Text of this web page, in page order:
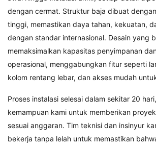
dengan cermat. Struktur baja dibuat
tinggi, memastikan daya tahan, kekuatan,
dengan standar internasional. Desain yang
memaksimalkan kapasitas penyimpanan
operasional, menggabungkan fitur seperti
kolom rentang lebar, dan akses mudah
Proses instalasi selesai dalam sekitar 20
kemampuan kami untuk memberikan
sesuai anggaran. Tim teknisi dan insinyur
bekerja tanpa lelah untuk memastikan